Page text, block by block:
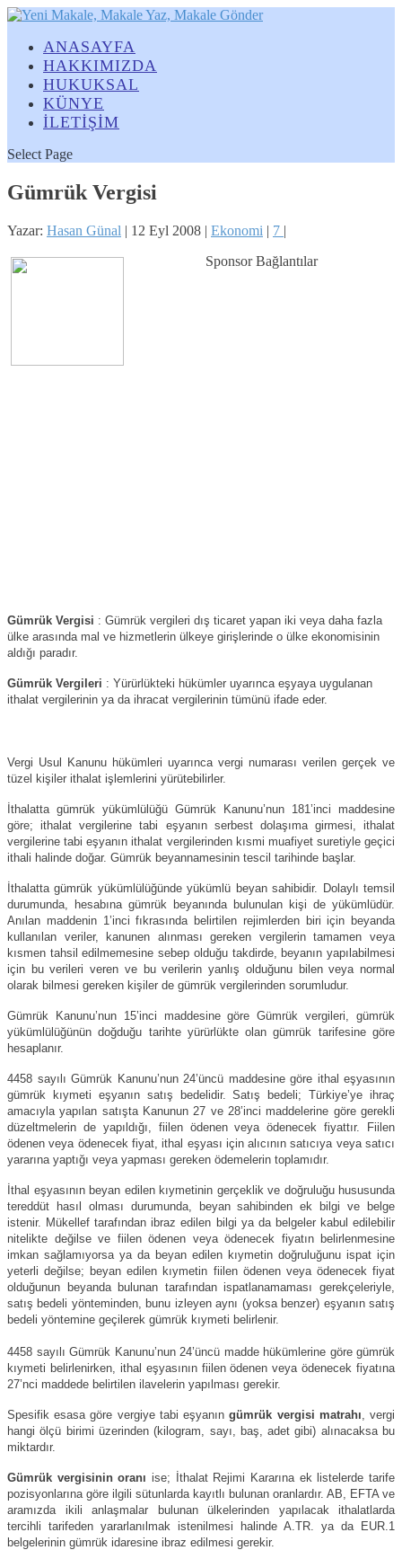
ANASAYFA
HAKKIMIZDA
HUKUKSAL
KÜNYE
İLETİŞİM
Select Page
Gümrük Vergisi
Yazar: Hasan Günal | 12 Eyl 2008 | Ekonomi | 7 |
Sponsor Bağlantılar
Gümrük Vergisi : Gümrük vergileri dış ticaret yapan iki veya daha fazla
ülke arasında mal ve hizmetlerin ülkeye girişlerinde o ülke ekonomisinin
aldığı paradır.
Gümrük Vergileri : Yürürlükteki hükümler uyarınca eşyaya uygulanan
ithalat vergilerinin ya da ihracat vergilerinin tümünü ifade eder.
Vergi Usul Kanunu hükümleri uyarınca vergi numarası verilen gerçek ve
tüzel kişiler ithalat işlemlerini yürütebilirler.
İthalatta gümrük yükümlülüğü Gümrük Kanunu’nun 181’inci maddesine
göre; ithalat vergilerine tabi eşyanın serbest dolaşıma girmesi, ithalat
vergilerine tabi eşyanın ithalat vergilerinden kısmi muafiyet suretiyle geçici
ithali halinde doğar. Gümrük beyannamesinin tescil tarihinde başlar.
İthalatta gümrük yükümlülüğünde yükümlü beyan sahibidir. Dolaylı temsil
durumunda, hesabına gümrük beyanında bulunulan kişi de yükümlüdür.
Anılan maddenin 1’inci fıkrasında belirtilen rejimlerden biri için beyanda
kullanılan veriler, kanunen alınması gereken vergilerin tamamen veya
kısmen tahsil edilmemesine sebep olduğu takdirde, beyanın yapılabilmesi
için bu verileri veren ve bu verilerin yanlış olduğunu bilen veya normal
olarak bilmesi gereken kişiler de gümrük vergilerinden sorumludur.
Gümrük Kanunu’nun 15’inci maddesine göre Gümrük vergileri, gümrük
yükümlülüğünün doğduğu tarihte yürürlükte olan gümrük tarifesine göre
hesaplanır.
4458 sayılı Gümrük Kanunu’nun 24’üncü maddesine göre ithal eşyasının
gümrük kıymeti eşyanın satış bedelidir. Satış bedeli; Türkiye’ye ihraç
amacıyla yapılan satışta Kanunun 27 ve 28’inci maddelerine göre gerekli
düzeltmelerin de yapıldığı, fiilen ödenen veya ödenecek fiyattır. Fiilen
ödenen veya ödenecek fiyat, ithal eşyası için alıcının satıcıya veya satıcı
yararına yaptığı veya yapması gereken ödemelerin toplamıdır.
İthal eşyasının beyan edilen kıymetinin gerçeklik ve doğruluğu hususunda
tereddüt hasıl olması durumunda, beyan sahibinden ek bilgi ve belge
istenir. Mükellef tarafından ibraz edilen bilgi ya da belgeler kabul edilebilir
nitelikte değilse ve fiilen ödenen veya ödenecek fiyatın belirlenmesine
imkan sağlamıyorsa ya da beyan edilen kıymetin doğruluğunu ispat için
yeterli değilse; beyan edilen kıymetin fiilen ödenen veya ödenecek fiyat
olduğunun beyanda bulunan tarafından ispatlanamaması gerekçeleriyle,
satış bedeli yönteminden, bunu izleyen aynı (yoksa benzer) eşyanın satış
bedeli yöntemine geçilerek gümrük kıymeti belirlenir.
4458 sayılı Gümrük Kanunu’nun 24’üncü madde hükümlerine göre gümrük
kıymeti belirlenirken, ithal eşyasının fiilen ödenen veya ödenecek fiyatına
27’nci maddede belirtilen ilavelerin yapılması gerekir.
Spesifik esasa göre vergiye tabi eşyanıngümrük vergisi matrahı , vergi
hangi ölçü birimi üzerinden (kilogram, sayı, baş, adet gibi) alınacaksa bu
miktardır.
Gümrük vergisinin oranı ise; İthalat Rejimi Kararına ek listelerde tarife
pozisyonlarına göre ilgili sütunlarda kayıtlı bulunan oranlardır. AB, EFTA ve
aramızda ikili anlaşmalar bulunan ülkelerinden yapılacak ithalatlarda
tercihli tarifeden yararlanılmak istenilmesi halinde A.TR. ya da EUR.1
belgelerinin gümrük idaresine ibraz edilmesi gerekir.